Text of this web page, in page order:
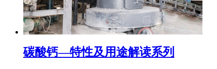
碳酸钙—特性及用途解读系列